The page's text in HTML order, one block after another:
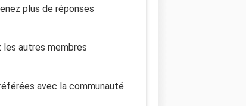
plus de réponses
autres membres
avec la communauté